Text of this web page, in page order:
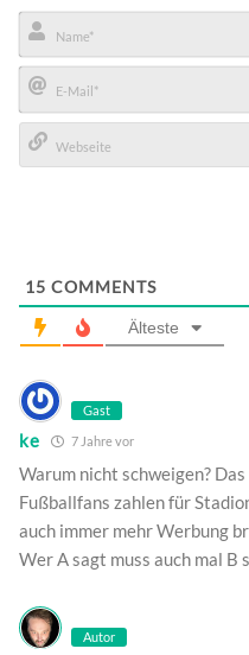
Name*
E-
Mail*
15 COMMENTS
Älteste
Gast
ke 7 Jahre vor
Warum nicht schweigen?
Fußballfans zahlen für
auch immer mehr Werbung
Wer A sagt muss auch mal B
Autor